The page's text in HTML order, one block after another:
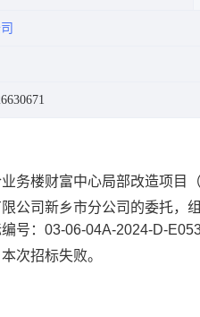
务楼财富中心局部改造项目
公司新乡市分公司的委托，
号：03-06-04A-2024-D-
次招标失败。